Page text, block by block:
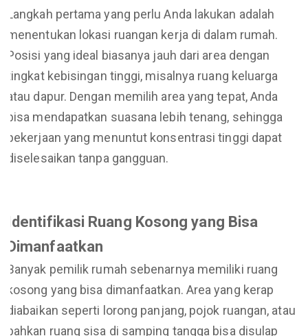
Langkah pertama yang perlu Anda lakukan adalah
menentukan lokasi ruangan kerja di dalam rumah.
Posisi yang ideal biasanya jauh dari area dengan
tingkat kebisingan tinggi, misalnya ruang keluarga
atau dapur. Dengan memilih area yang tepat, Anda
bisa mendapatkan suasana lebih tenang, sehingga
pekerjaan yang menuntut konsentrasi tinggi dapat
diselesaikan tanpa gangguan.
Identifikasi Ruang Kosong yang Bisa
Dimanfaatkan
Banyak pemilik rumah sebenarnya memiliki ruang
kosong yang bisa dimanfaatkan. Area yang kerap
diabaikan seperti lorong panjang, pojok ruangan, atau
bahkan ruang sisa di samping tangga bisa disulap